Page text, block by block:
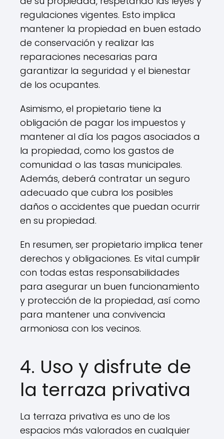
regulaciones vigentes. Esto implica
mantener la propiedad en buen estado
de conservación y realizar las
reparaciones necesarias para
garantizar la seguridad y el bienestar
de los ocupantes.
Asimismo, el propietario tiene la
obligación de pagar los impuestos y
mantener al día los pagos asociados a
la propiedad, como los gastos de
comunidad o las tasas municipales.
Además, deberá contratar un seguro
adecuado que cubra los posibles
daños o accidentes que puedan ocurrir
en su propiedad.
En resumen, ser propietario implica tener
derechos y obligaciones. Es vital cumplir
con todas estas responsabilidades
para asegurar un buen funcionamiento
y protección de la propiedad, así como
para mantener una convivencia
armoniosa con los vecinos.
4. Uso y disfrute de
la terraza privativa
La terraza privativa es uno de los
espacios más valorados en cualquier